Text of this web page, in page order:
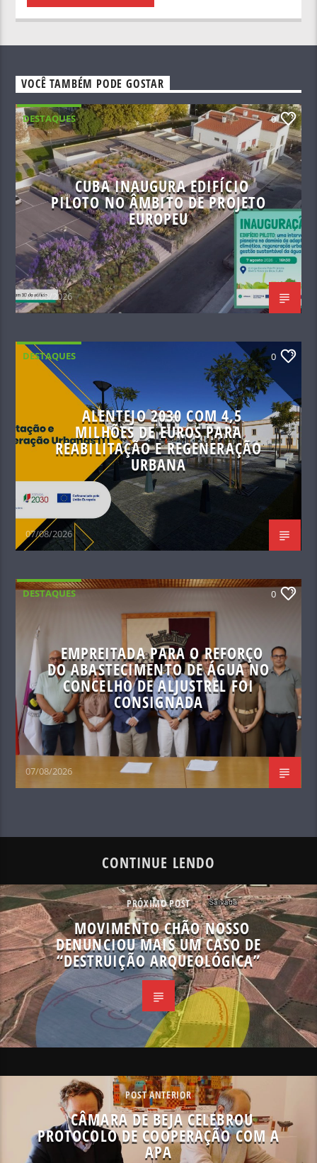
VOCÊ TAMBÉM PODE GOSTAR
DESTAQUES 0
CUBA INAUGURA EDIFÍCIO
PILOTO NO ÂMBITO DE PROJETO
EUROPEU
07/08/2026
DESTAQUES 0
ALENTEJO 2030 COM 4,5
MILHÕES DE EUROS PARA
REABILITAÇÃO E REGENERAÇÃO
URBANA
07/08/2026
DESTAQUES 0
EMPREITADA PARA O REFORÇO
DO ABASTECIMENTO DE ÁGUA NO
CONCELHO DE ALJUSTREL FOI
CONSIGNADA
07/08/2026
CONTINUE LENDO
PRÓXIMO POST
MOVIMENTO CHÃO NOSSO
DENUNCIOU MAIS UM CASO DE
“DESTRUIÇÃO ARQUEOLÓGICA”
POST ANTERIOR
CÂMARA DE BEJA CELEBROU
PROTOCOLO DE COOPERAÇÃO COM A
APA